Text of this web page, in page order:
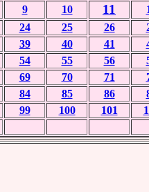
9 10 11
24 25 26
39 40 41
54 55 56
69 70 71
84 85 86
99 100 101